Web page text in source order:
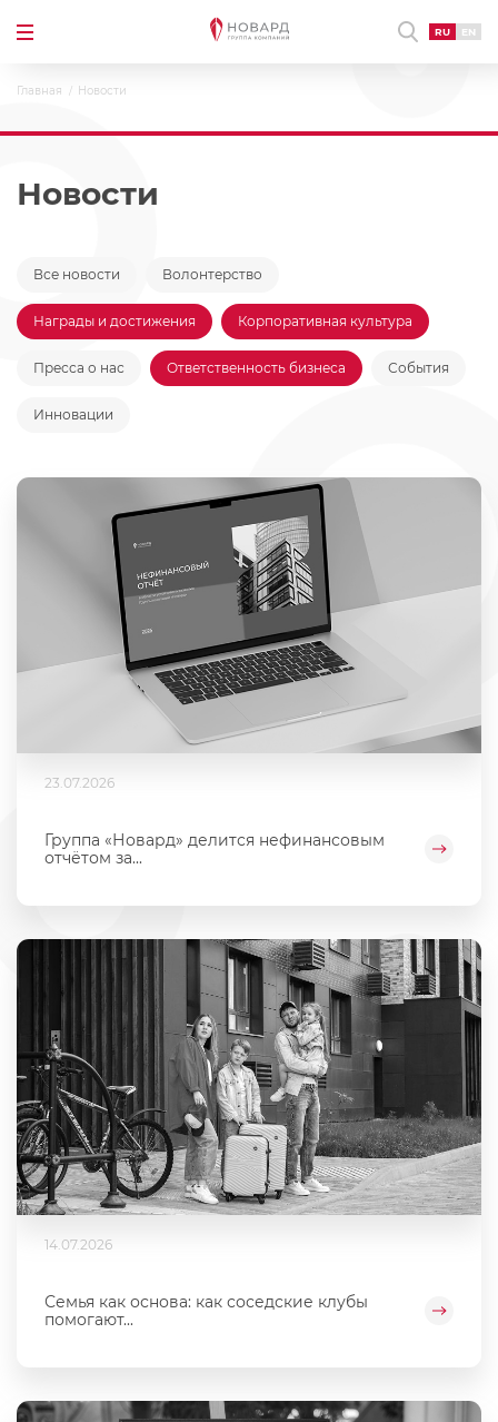
RU EN
Главная Новости
Новости
Все новости Волонтерство
Награды и достижения Корпоративная культура
Пресса о нас Ответственность бизнеса События
Инновации
23.07.2026
Группа «Новард» делится нефинансовым
отчётом за...
14.07.2026
Семья как основа: как соседские клубы
помогают...